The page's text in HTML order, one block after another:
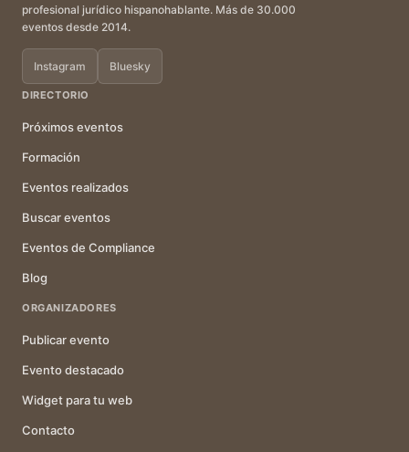
profesional jurídico hispanohablante. Más de 30.000
eventos desde 2014.
Instagram Bluesky
DIRECTORIO
Próximos eventos
Formación
Eventos realizados
Buscar eventos
Eventos de Compliance
Blog
ORGANIZADORES
Publicar evento
Evento destacado
Widget para tu web
Contacto